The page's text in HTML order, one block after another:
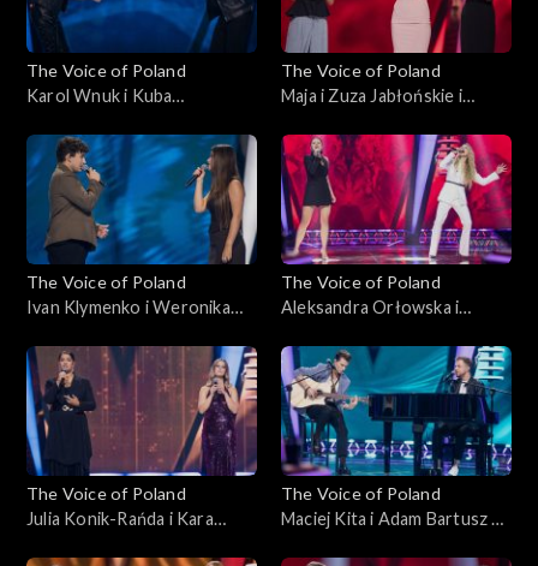
The Voice of Poland
Karol Wnuk i Kuba
Wings”; „The Voice of
Poland”, Bitwy, 19
października 2024
The Voice of Poland
Maja i Zuza Jabłońskie i
„The Voice of Poland”, Bitwy,
19 października 2024
The Voice of Poland
Ivan Klymenko i Weronika
„The Voice of Poland”, Bitwy,
19 października 2024
The Voice of Poland
Aleksandra Orłowska i
Voice of Poland”, Bitwy, 19
października 2024
The Voice of Poland
Julia Konik-Rańda i Kara
The Voice of Poland
Maciej Kita i Adam Bartusz –